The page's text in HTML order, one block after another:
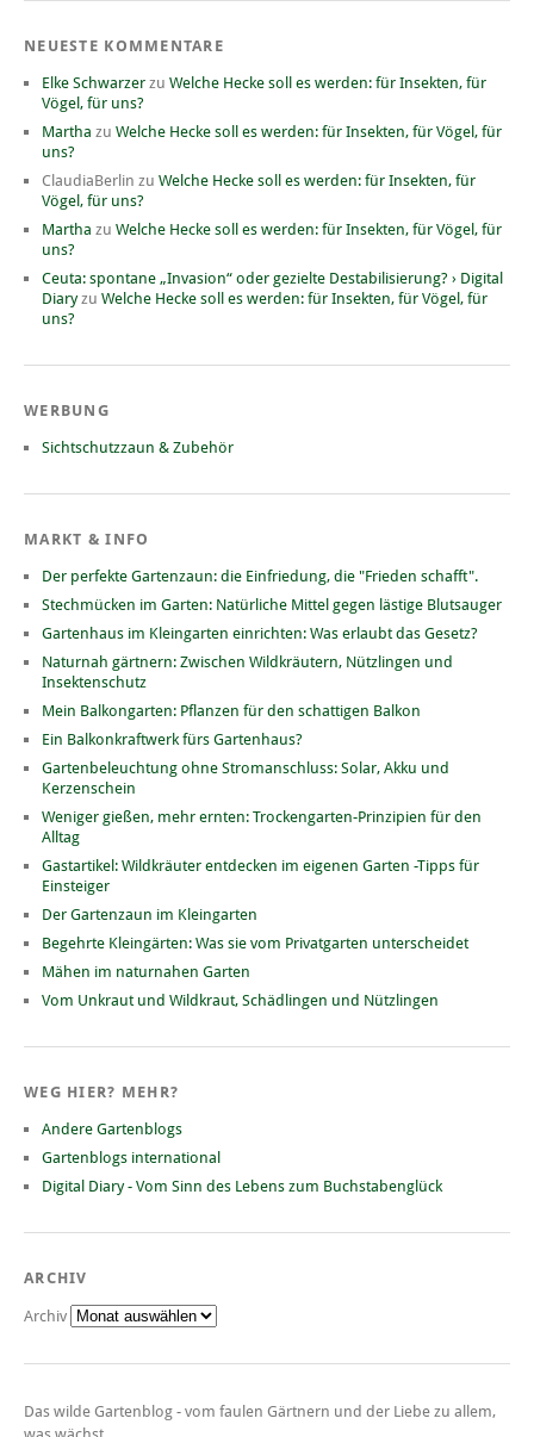
NEUESTE KOMMENTARE
Elke Schwarzer zu Welche Hecke soll es werden: für Insekten, für
Vögel, für uns?
Martha zu Welche Hecke soll es werden: für Insekten, für Vögel, für
uns?
ClaudiaBerlin zu Welche Hecke soll es werden: für Insekten, für
Vögel, für uns?
Martha zu Welche Hecke soll es werden: für Insekten, für Vögel, für
uns?
Ceuta: spontane „Invasion“ oder gezielte Destabilisierung? › Digital
Diaryzu Welche Hecke soll es werden: für Insekten, für Vögel, für
uns?
WERBUNG
Sichtschutzzaun & Zubehör
MARKT & INFO
Der perfekte Gartenzaun: die Einfriedung, die "Frieden schafft".
Stechmücken im Garten: Natürliche Mittel gegen lästige Blutsauger
Gartenhaus im Kleingarten einrichten: Was erlaubt das Gesetz?
Naturnah gärtnern: Zwischen Wildkräutern, Nützlingen und
Insektenschutz
Mein Balkongarten: Pflanzen für den schattigen Balkon
Ein Balkonkraftwerk fürs Gartenhaus?
Gartenbeleuchtung ohne Stromanschluss: Solar, Akku und
Kerzenschein
Weniger gießen, mehr ernten: Trockengarten-Prinzipien für den
Alltag
Gastartikel: Wildkräuter entdecken im eigenen Garten -Tipps für
Einsteiger
Der Gartenzaun im Kleingarten
Begehrte Kleingärten: Was sie vom Privatgarten unterscheidet
Mähen im naturnahen Garten
Vom Unkraut und Wildkraut, Schädlingen und Nützlingen
WEG HIER? MEHR?
Andere Gartenblogs
Gartenblogs international
Digital Diary - Vom Sinn des Lebens zum Buchstabenglück
ARCHIV
Archiv
Das wilde Gartenblog - vom faulen Gärtnern und der Liebe zu allem,